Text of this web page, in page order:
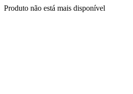
Produto não está mais disponível